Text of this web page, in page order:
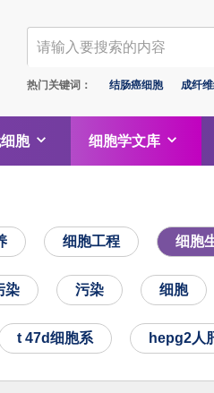
热门关键词： 结肠癌细胞 成纤
胞 细胞学文库
细胞工程 细胞
染 污染 细胞
t 47d细胞系 hepg2人